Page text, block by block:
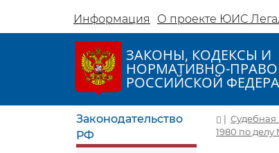
Информация О проекте ЮИС
ЗАКОНЫ, КОДЕКСЫ И
НОРМАТИВНО-
РОССИЙСКОЙ
Законодательство
РФ
| Судебная
1980 по делу